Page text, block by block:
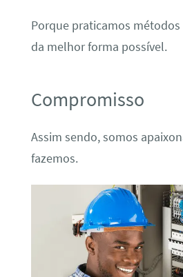
Porque praticamos
da melhor forma possível.
Compromisso
Assim sendo, somos
fazemos.